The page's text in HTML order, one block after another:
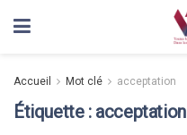
Accueil Mot clé acceptation
Étiquette : acceptation